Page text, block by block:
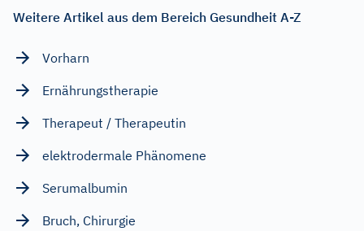
Weitere Artikel aus dem Bereich Gesundheit A-Z
Vorharn
Ernährungstherapie
Therapeut / Therapeutin
elektrodermale Phänomene
Serumalbumin
Bruch, Chirurgie